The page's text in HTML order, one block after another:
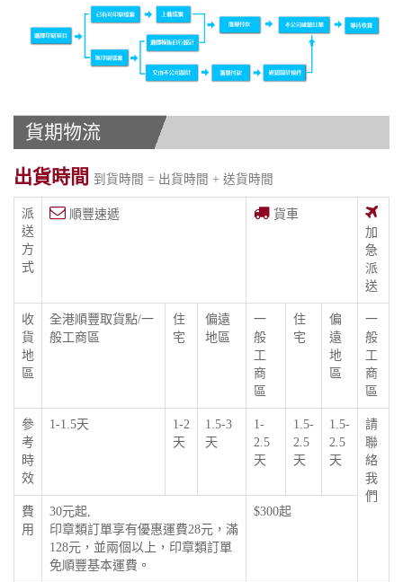
貨期物流
出貨時間 到貨時間 = 出貨時間 + 送貨時間
派
送
方
式
順豐速遞
貨車
加
急
派
送
收
貨
地
區
全港順豐取貨點/一
般工商區
住
宅
偏遠
地區
一
般
工
商
區
住
宅
偏
遠
地
區
一
般
工
商
區
參
考
時
效
1-1.5天
1-2
天
1.5-3
天
1-
2.5
天
1.5-
2.5
天
1.5-
2.5
天
請
聯
絡
我
們
費
用
30元起,
印章類訂單享有優惠運費28元，滿
128元，並兩個以上，印章類訂單
免順豐基本運費。
$300起